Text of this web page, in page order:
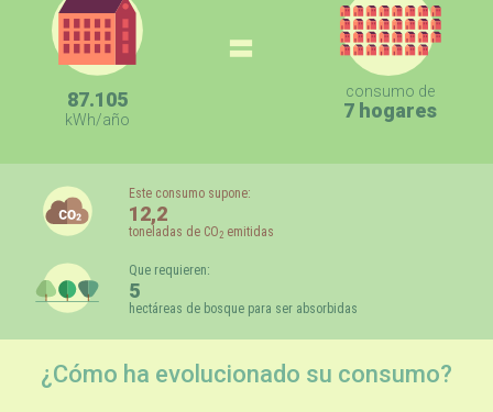
87.105
kWh/año
consumo de
7 hogares
Este consumo supone:
12,2
toneladas de CO2emitidas
Que requieren:
5
hectáreas de bosque para ser absorbidas
¿Cómo ha evolucionado su consumo?